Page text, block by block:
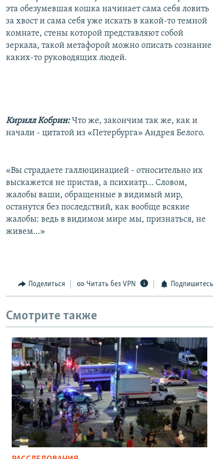
эта обезумевшая кошка начинает сама себя ловить
за хвост и сама себя уже искать в какой-то темной
комнате, стены которой представляют собой
зеркала, такой метафорой можно описать сознание
каких-то руководящих людей.
Кирилл Кобрин:Что же, закончим так же, как и
начали - цитатой из «Петербурга» Андрея Белого.
«Вы страдаете галлюцинацией - относительно их
выскажется не пристав, а психиатр… Словом,
жалобы ваши, обращенные в видимый мир,
останутся без последствий, как вообще всякие
жалобы: ведь в видимом мире мы, признаться, не
живем…»
Поделиться Читать без VPN Подпишитесь
Смотрите также